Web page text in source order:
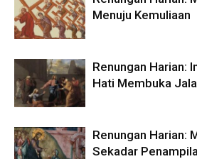
Menuju Kemuliaan
Renungan Harian:
Hati Membuka
Renungan Harian:
Sekadar